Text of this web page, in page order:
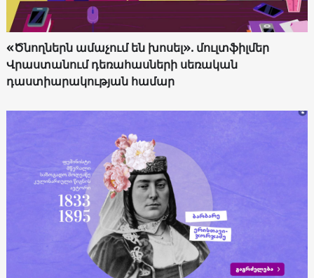
«Ծնողներն ամաչում են խոսել». մուլտֆիլմեր
Վրաստանում դեռահասների սեռական
դաստիարակության համար